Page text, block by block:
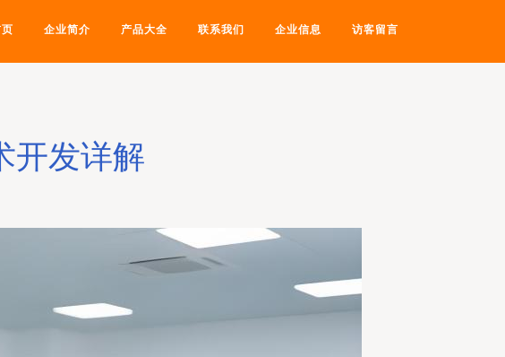
企业简介 产品大全 联系我们 企业信息 访客留言
开发详解